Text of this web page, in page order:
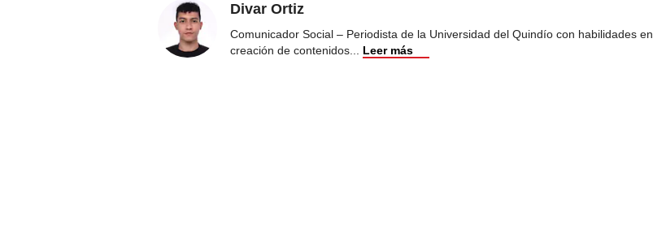
Divar Ortiz
Comunicador Social – Periodista de la Universidad del Quindío con habilidades en
creación de contenidos... Leer más